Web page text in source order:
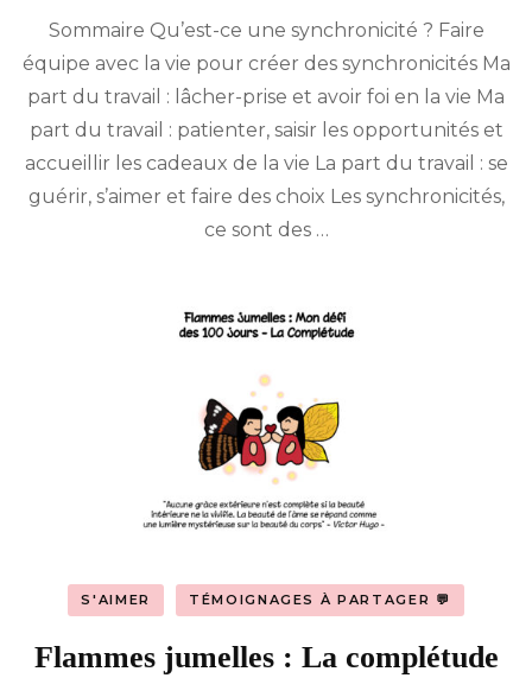
synchronicités :
la
magie
de
l’univers
Sommaire Qu’est-ce une synchronicité ? Faire
équipe avec la vie pour créer des synchronicités Ma
part du travail : lâcher-prise et avoir foi en la vie Ma
part du travail : patienter, saisir les opportunités et
accueillir les cadeaux de la vie La part du travail : se
guérir, s’aimer et faire des choix Les synchronicités,
ce sont des …
S'AIMER TÉMOIGNAGES À PARTAGER 💬
Flammes jumelles : La complétude